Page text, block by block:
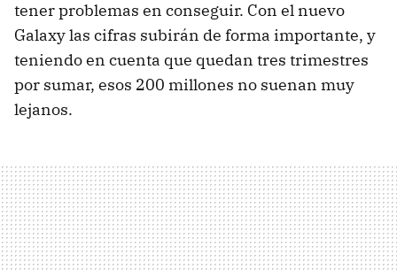
tener problemas en conseguir. Con el nuevo
Galaxy las cifras subirán de forma importante, y
teniendo en cuenta que quedan tres trimestres
por sumar, esos 200 millones no suenan muy
lejanos.